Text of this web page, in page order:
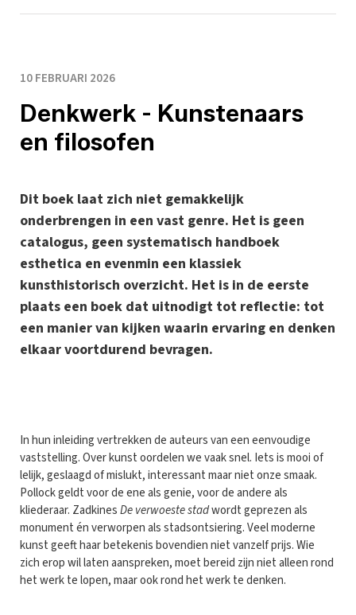
10 FEBRUARI 2026
Denkwerk - Kunstenaars
en filosofen
Dit boek laat zich niet gemakkelijk
onderbrengen in een vast genre. Het is geen
catalogus, geen systematisch handboek
esthetica en evenmin een klassiek
kunsthistorisch overzicht. Het is in de eerste
plaats een boek dat uitnodigt tot reflectie: tot
een manier van kijken waarin ervaring en denken
elkaar voortdurend bevragen.
In hun inleiding vertrekken de auteurs van een eenvoudige
vaststelling. Over kunst oordelen we vaak snel. Iets is mooi of
lelijk, geslaagd of mislukt, interessant maar niet onze smaak.
Pollock geldt voor de ene als genie, voor de andere als
kliederaar. ZadkinesDe verwoeste stadwordt geprezen als
monument én verworpen als stadsontsiering. Veel moderne
kunst geeft haar betekenis bovendien niet vanzelf prijs. Wie
zich erop wil laten aanspreken, moet bereid zijn niet alleen rond
het werk te lopen, maar ook rond het werk te denken.